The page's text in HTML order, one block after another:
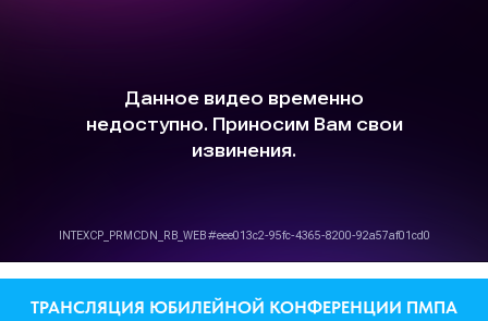
ТРАНСЛЯЦИЯ ЮБИЛЕЙНОЙ КОНФЕРЕНЦИИ ПМПА